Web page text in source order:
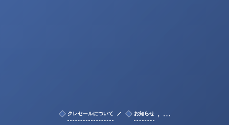
クレセールについて お知らせ , …